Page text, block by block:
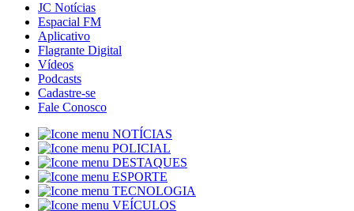
JC Notícias
Espacial FM
Aplicativo
Flagrante Digital
Vídeos
Podcasts
Cadastre-se
Fale Conosco
NOTÍCIAS
POLICIAL
DESTAQUES
ESPORTE
TECNOLOGIA
VEÍCULOS